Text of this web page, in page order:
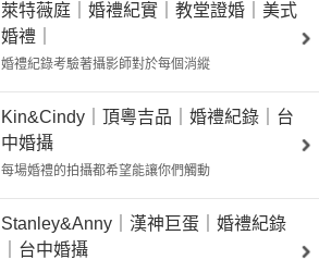
萊特薇庭｜婚禮紀實｜教堂證婚｜美式
婚禮｜
婚禮紀錄考驗著攝影師對於每個消縱
Kin&Cindy｜頂粵吉品｜婚禮紀錄｜台
中婚攝
每場婚禮的拍攝都希望能讓你們觸動
Stanley&Anny｜漢神巨蛋｜婚禮紀錄
｜台中婚攝